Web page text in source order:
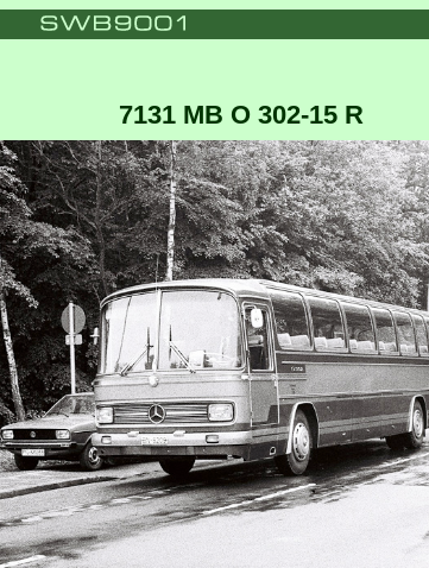
7131 MB O 302-15 R